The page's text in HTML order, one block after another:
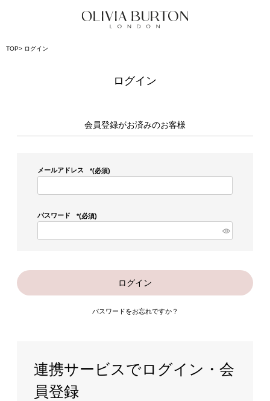
TOP ログイン
ログイン
会員登録がお済みのお客様
メールアドレス (必須)
パスワード (必須)
ログイン
パスワードをお忘れですか？
連携サービスでログイン・会
員登録